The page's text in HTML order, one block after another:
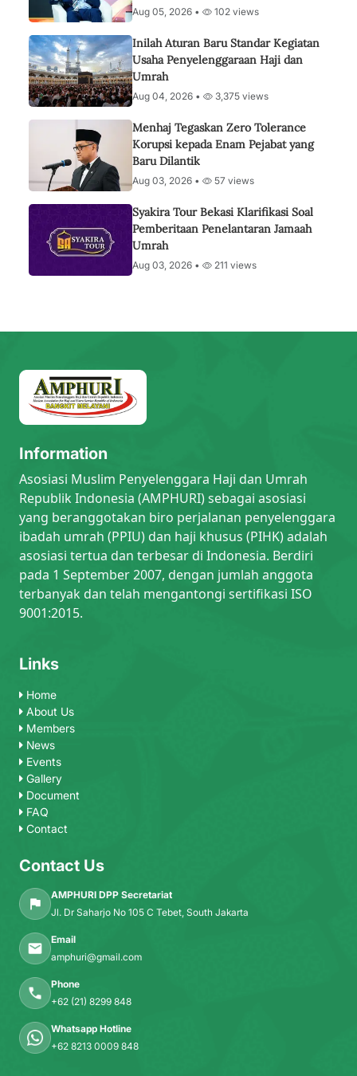
Aug 05, 2026 • 102 views
Inilah Aturan Baru Standar Kegiatan
Usaha Penyelenggaraan Haji dan
Umrah
Aug 04, 2026 • 3,375 views
Menhaj Tegaskan Zero Tolerance
Korupsi kepada Enam Pejabat yang
Baru Dilantik
Aug 03, 2026 • 57 views
Syakira Tour Bekasi Klarifikasi Soal
Pemberitaan Penelantaran Jamaah
Umrah
Aug 03, 2026 • 211 views
Information
Asosiasi Muslim Penyelenggara Haji dan Umrah
Republik Indonesia (AMPHURI) sebagai asosiasi
yang beranggotakan biro perjalanan penyelenggara
ibadah umrah (PPIU) dan haji khusus (PIHK) adalah
asosiasi tertua dan terbesar di Indonesia. Berdiri
pada 1 September 2007, dengan jumlah anggota
terbanyak dan telah mengantongi sertifikasi ISO
9001:2015.
Links
Home
About Us
Members
News
Events
Gallery
Document
FAQ
Contact
Contact Us
AMPHURI DPP Secretariat
Jl. Dr Saharjo No 105 C Tebet, South Jakarta
Email
amphuri@gmail.com
Phone
+62 (21) 8299 848
Whatsapp Hotline
+62 8213 0009 848